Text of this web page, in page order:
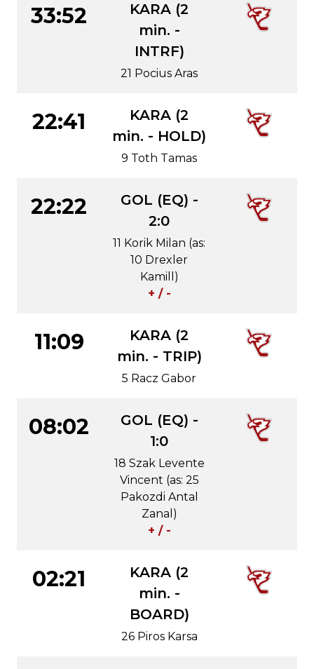
33:52
KARA (2
min. -
INTRF)
21 Pocius Aras
22:41
KARA (2
min. - HOLD)
9 Toth Tamas
22:22
GOL (EQ) -
2:0
11 Korik Milan (as:
10 Drexler
Kamill)
+ / -
11:09
KARA (2
min. - TRIP)
5 Racz Gabor
08:02
GOL (EQ) -
1:0
18 Szak Levente
Vincent (as: 25
Pakozdi Antal
Zanal)
+ / -
02:21
KARA (2
min. -
BOARD)
26 Piros Karsa